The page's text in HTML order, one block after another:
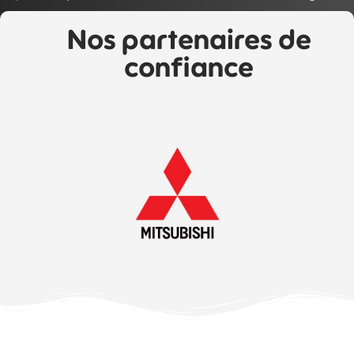
Nos partenaires de
confiance